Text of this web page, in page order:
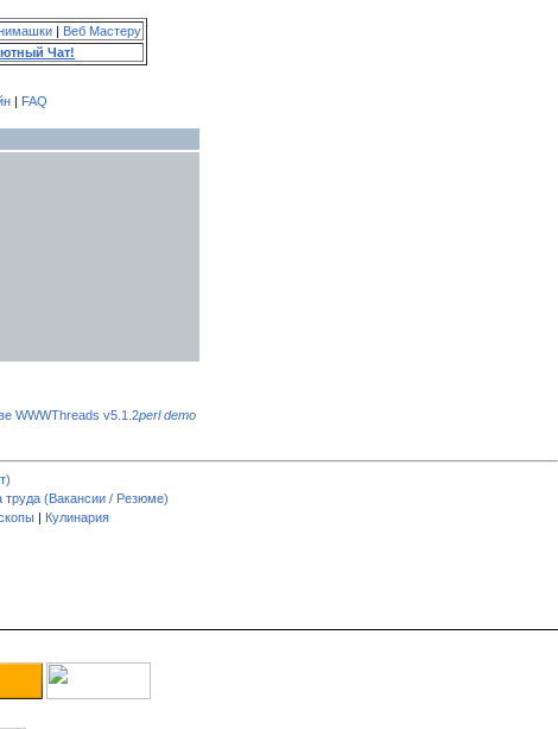
| Веб Мастеру
Чат!
| FAQ
WWWThreads v5.1.2perl demo
труда (Вакансии / Резюме)
| Кулинария